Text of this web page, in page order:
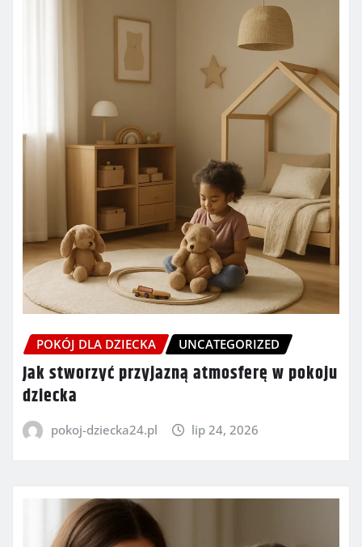
POKÓJ DLA DZIECKA UNCATEGORIZED
Jak stworzyć przyjazną atmosferę w pokoju
dziecka
pokoj-dziecka24.pl lip 24, 2026